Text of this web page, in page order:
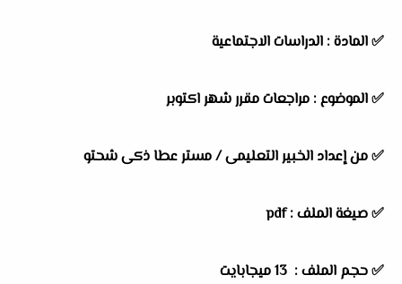
✅ المادة : الدراسات الاجتماعية
✅ الموضوع : مراجعات مقرر شهر اكتوبر
✅ من إعداد الخبير التعليمى /مستر عطا ذكى شحتو
✅ صيغة الملف : pdf
✅ حجم الملف : 13 ميجابايت